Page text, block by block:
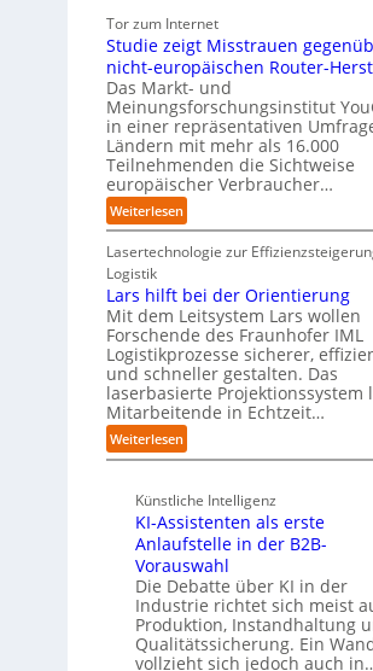
l
a
z
1
7
-
C
E
O
h
e
n
z
e
n
t
r
e
n
n
e
u
t
s
c
h
l
a
n
r
e
f
f
p
u
n
k
t
f
r
r
a
x
s
n
a
h
u
t
o
m
a
t
i
s
b
:
D
i
s
r
u
p
t
b
l
i
k
t
a
u
f
d
i
e
Z
k
u
n
f
t
d
e
r
I
Tor zum Internet
Studie zeigt Misstrauen
nicht-europäischen Router-
Das Markt- und
Meinungsforschungsinstitut
in einer repräsentativen
Ländern mit mehr als 16.000
Teilnehmenden die Sichtweise
europäischer Verbraucher…
Weiterlesen:
S
t
d
i
e
z
e
i
g
t
M
s
s
t
a
u
e
n
g
Lasertechnologie zur
Logistik
Lars hilft bei der Orientierung
Mit dem Leitsystem Lars wollen
Forschende des Fraunhofer IML
Logistikprozesse sicherer,
und schneller gestalten. Das
laserbasierte Projektionssystem
Mitarbeitende in Echtzeit…
Weiterlesen:
L
r
s
h
i
l
f
t
b
e
Künstliche Intelligenz
KI-Assistenten als erste
Anlaufstelle in der B2B-
Vorauswahl
Die Debatte über KI in der
Industrie richtet sich meist
Produktion, Instandhaltung
Qualitätssicherung. Ein
vollzieht sich jedoch auch